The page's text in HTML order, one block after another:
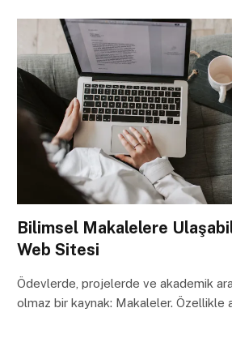
Bilimsel Makalelere
Web Sitesi
Ödevlerde, projelerde ve akademik
olmaz bir kaynak: Makaleler. Özellikle